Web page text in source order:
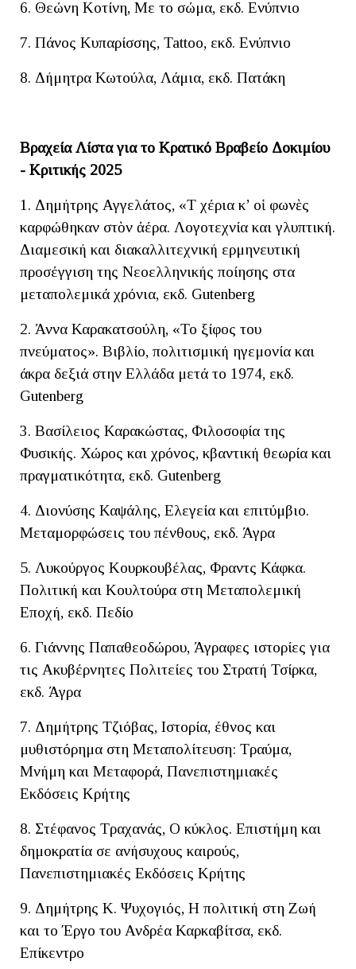
6. Θεώνη Κοτίνη, Με το σώμα, εκδ. Ενύπνιο
7. Πάνος Κυπαρίσσης, Tattoo, εκδ. Ενύπνιο
8. Δήμητρα Κωτούλα, Λάμια, εκδ. Πατάκη
Βραχεία Λίστα για το Κρατικό Βραβείο Δοκιμίου
- Κριτικής 2025
1. Δημήτρης Αγγελάτος, «Τὰ χέρια κ’ οἱ φωνὲς
καρφώθηκαν στὸν ἀέρα. Λογοτεχνία και γλυπτική.
Διαμεσική και διακαλλιτεχνική ερμηνευτική
προσέγγιση της Νεοελληνικής ποίησης στα
μεταπολεμικά χρόνια, εκδ. Gutenberg
2. Άννα Καρακατσούλη, «Το ξίφος του
πνεύματος». Βιβλίο, πολιτισμική ηγεμονία και
άκρα δεξιά στην Ελλάδα μετά το 1974, εκδ.
Gutenberg
3. Βασίλειος Καρακώστας, Φιλοσοφία της
Φυσικής. Χώρος και χρόνος, κβαντική θεωρία και
πραγματικότητα, εκδ. Gutenberg
4. Διονύσης Καψάλης, Ελεγεία και επιτύμβιο.
Μεταμορφώσεις του πένθους, εκδ. Άγρα
5. Λυκούργος Κουρκουβέλας, Φραντς Κάφκα.
Πολιτική και Κουλτούρα στη Μεταπολεμική
Εποχή, εκδ. Πεδίο
6. Γιάννης Παπαθεοδώρου, Άγραφες ιστορίες για
τις Ακυβέρνητες Πολιτείες του Στρατή Τσίρκα,
εκδ. Άγρα
7. Δημήτρης Τζιόβας, Ιστορία, έθνος και
μυθιστόρημα στη Μεταπολίτευση: Τραύμα,
Μνήμη και Μεταφορά, Πανεπιστημιακές
Εκδόσεις Κρήτης
8. Στέφανος Τραχανάς, Ο κύκλος. Επιστήμη και
δημοκρατία σε ανήσυχους καιρούς,
Πανεπιστημιακές Εκδόσεις Κρήτης
9. Δημήτρης Κ. Ψυχογιός, Η πολιτική στη Ζωή
και το Έργο του Ανδρέα Καρκαβίτσα, εκδ.
Επίκεντρο